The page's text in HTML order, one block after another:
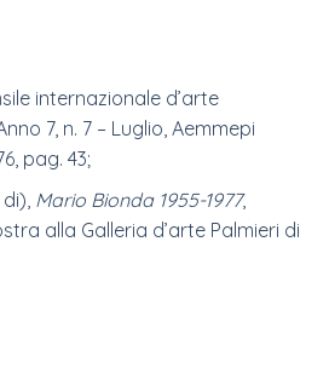
internazionale d’arte
7, n. 7 – Luglio, Aemmepi
pag. 43;
Mario Bionda 1955-1977,
alla Galleria d’arte Palmieri di